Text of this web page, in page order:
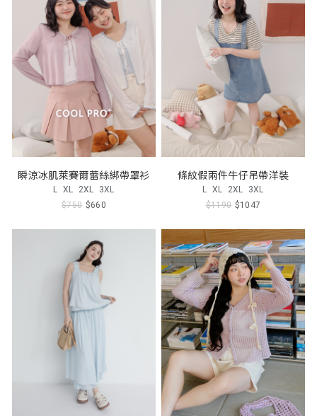
瞬涼冰肌萊賽爾蕾絲綁帶罩衫
L XL 2XL 3XL
$750 $660
條紋假兩件牛仔吊帶洋裝
L XL 2XL 3XL
$1190 $1047